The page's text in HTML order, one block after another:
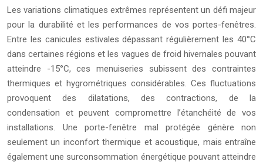
Les variations climatiques extrêmes représentent un défi majeur
pour la durabilité et les performances de vos portes-fenêtres.
Entre les canicules estivales dépassant régulièrement les 40°C
dans certaines régions et les vagues de froid hivernales pouvant
atteindre -15°C, ces menuiseries subissent des contraintes
thermiques et hygrométriques considérables. Ces fluctuations
provoquent des dilatations, des contractions, de la
condensation et peuvent compromettre l’étanchéité de vos
installations. Une porte-fenêtre mal protégée génère non
seulement un inconfort thermique et acoustique, mais entraîne
également une surconsommation énergétique pouvant atteindre